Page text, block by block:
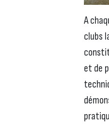
A
clubs
et de